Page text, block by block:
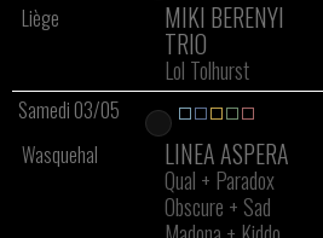
Liège
MIKI BERENYI
TRIO
Lol Tolhurst
Samedi 03/05
Wasquehal
LINEA ASPERA
Qual + Paradox
Obscure + Sad